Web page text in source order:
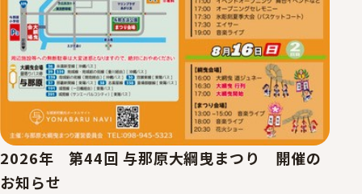
2026年 第44回 与那原大綱曳まつり 開催の
お知らせ